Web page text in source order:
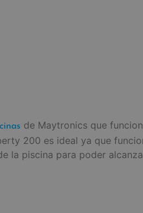
de Maytronics que
200 es ideal ya que
la piscina para poder